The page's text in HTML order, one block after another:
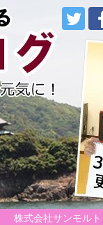
株式会社サンモルト